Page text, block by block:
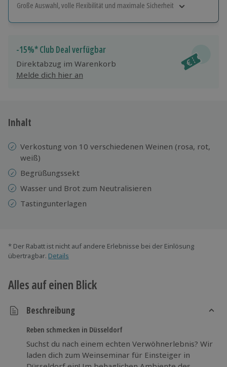
Große Auswahl, volle Flexibilität und maximale Sicherheit
Jeder Gutschein für alle Erlebnisse einlösbar.
Maximale Sicherheit
10 Jahre gültig & verlängerbar.
-15%* Club Deal verfügbar
Direktabzug im Warenkorb
Melde dich hier an
Inhalt
Verkostung von 10 verschiedenen Weinen (rosa, rot,
weiß)
Begrüßungssekt
Wasser und Brot zum Neutralisieren
Tastingunterlagen
* Der Rabatt ist nicht auf andere Erlebnisse bei der Einlösung
übertragbar. Details
Alles auf einen Blick
Beschreibung
Reben schmecken in Düsseldorf
Suchst du nach einem echten Verwöhnerlebnis? Wir
laden dich zum Weinseminar für Einsteiger in